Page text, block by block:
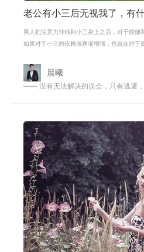
老公有小三后无视我了，有
男人把注意力转移到小三身上之后，对于婚姻
如果对于小三的依赖感逐渐增强，也就会对于
晨曦
—— 没有无法解决的误会，只有逃避